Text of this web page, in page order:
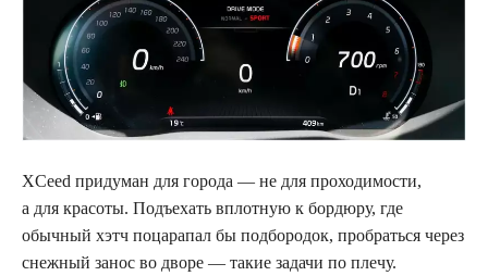
XCeed придуман для города — не для проходимости,
а для красоты. Подъехать вплотную к бордюру, где
обычный хэтч поцарапал бы подбородок, пробраться через
снежный занос во дворе — такие задачи по плечу.